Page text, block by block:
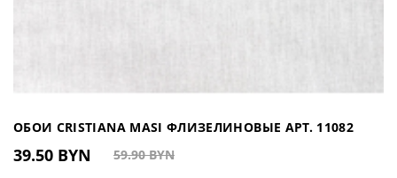
ОБОИ CRISTIANA MASI ФЛИЗЕЛИНОВЫЕ АРТ. 11082
(ИТАЛИЯ)
39.50 BYN 59.90 BYN